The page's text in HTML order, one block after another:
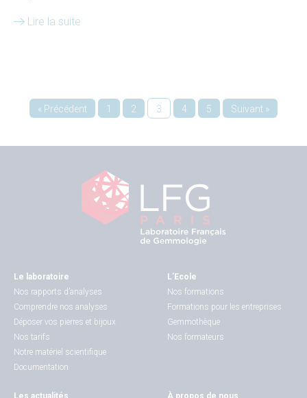
Lire la suite
« Précédent 1 2 3 4 5 Suivant »
Le laboratoire
Nos rapports d’analyses
Comprendre nos analyses
Déposer vos pierres et bijoux
Nos tarifs
Notre matériel scientifique
Documentation
L’Ecole
Nos formations
Formations pour les entreprises
Gemmothèque
Nos formateurs
Les actualités À propos de nous